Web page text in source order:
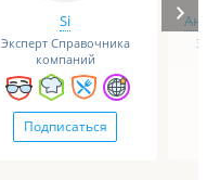
Si
Эксперт Справочника
компаний
Подписаться